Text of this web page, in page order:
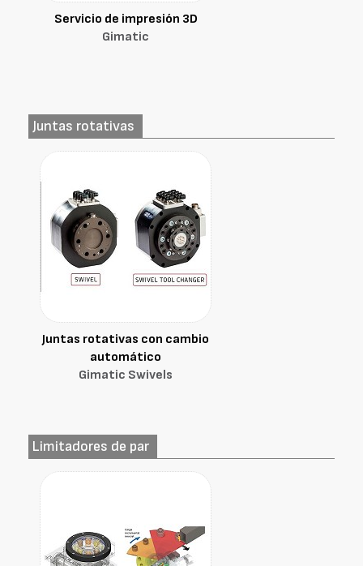
Servicio de impresión 3D
Gimatic
Juntas rotativas
Juntas rotativas con cambio
automático
Gimatic Swivels
Limitadores de par